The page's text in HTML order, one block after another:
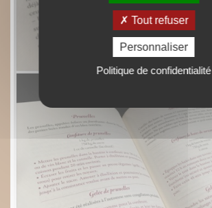
Tout refuser
Personnaliser
Politique de confidentialité